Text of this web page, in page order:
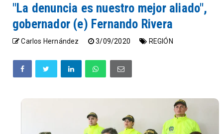
"La denuncia es nuestro mejor aliado",
gobernador (e) Fernando Rivera
Carlos Hernández 3/09/2020 REGIÓN